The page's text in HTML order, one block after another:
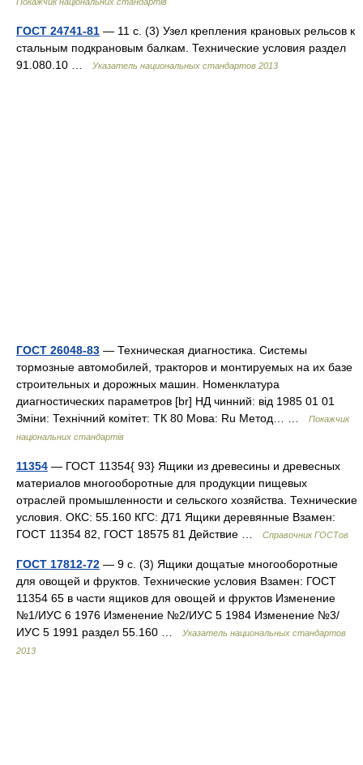
ГОСТ 24741-81 — 11 с. (3) Узел крепления крановых рельсов к
стальным подкрановым балкам. Технические условия раздел
91.080.10 …
Указатель национальных стандартов 2013
ГОСТ 26048-83 — Техническая диагностика. Системы
тормозные автомобилей, тракторов и монтируемых на их базе
строительных и дорожных машин. Номенклатура
диагностических параметров [br] НД чинний: від 1985 01 01
Зміни: Технічний комітет: ТК 80 Мова: Ru Метод… …
Покажчик
національних стандартів
11354 — ГОСТ 11354{ 93} Ящики из древесины и древесных
материалов многооборотные для продукции пищевых
отраслей промышленности и сельского хозяйства. Технические
условия. ОКС: 55.160 КГС: Д71 Ящики деревянные Взамен:
ГОСТ 11354 82, ГОСТ 18575 81 Действие …
Справочник ГОСТов
ГОСТ 17812-72 — 9 с. (3) Ящики дощатые многооборотные
для овощей и фруктов. Технические условия Взамен: ГОСТ
11354 65 в части ящиков для овощей и фруктов Изменение
№1/ИУС 6 1976 Изменение №2/ИУС 5 1984 Изменение №3/
ИУС 5 1991 раздел 55.160 …
Указатель национальных стандартов
2013